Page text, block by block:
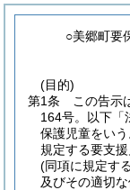
○美郷町要
(目的)
第1条
この告示
164号。以下「
保護児童をい
規定する要支
(同項に規定す
及びその適切